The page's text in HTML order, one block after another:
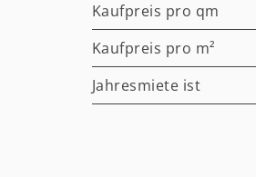
Kaufpreis pro qm
Kaufpreis pro m²
Jahresmiete ist